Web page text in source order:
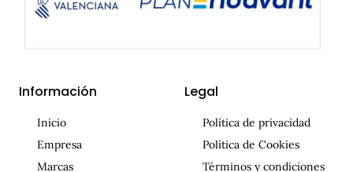
Información
Inicio
Empresa
Marcas
Legal
Política de privacidad
Política de Cookies
Términos y condiciones